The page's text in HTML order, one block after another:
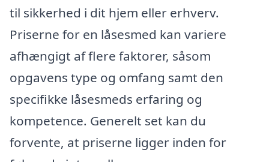
til sikkerhed i dit hjem eller erhverv.
Priserne for en låsesmed kan variere
afhængigt af flere faktorer, såsom
opgavens type og omfang samt den
specifikke låsesmeds erfaring og
kompetence. Generelt set kan du
forvente, at priserne ligger inden for